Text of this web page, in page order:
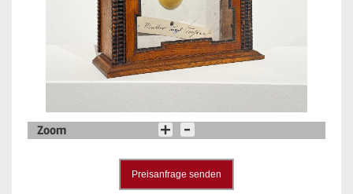
Zoom
Preisanfrage senden